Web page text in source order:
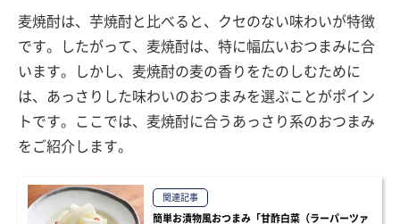
麦焼酎は、芋焼酎と比べると、クセのない味わいが特徴
です。したがって、麦焼酎は、特に幅広いおつまみに合
います。しかし、麦焼酎の麦の香りをたのしむために
は、あっさりした味わいのおつまみを選ぶことがポイン
トです。ここでは、麦焼酎に合うあっさり系のおつまみ
をご紹介します。
関連記事
簡単お漬物風おつまみ「甘酢白菜（ラーパーツァ